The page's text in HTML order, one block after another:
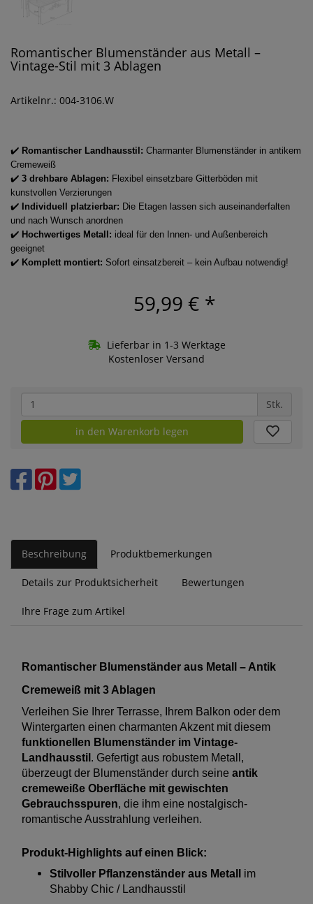
Romantischer Blumenständer aus Metall –
Vintage-Stil mit 3 Ablagen
Artikelnr.: 004-3106.W
✔️ Romantischer Landhausstil: Charmanter Blumenständer in antikem
Cremeweiß
✔️ 3 drehbare Ablagen: Flexibel einsetzbare Gitterböden mit
kunstvollen Verzierungen
✔️ Individuell platzierbar: Die Etagen lassen sich auseinanderfalten
und nach Wunsch anordnen
✔️ Hochwertiges Metall: ideal für den Innen- und Außenbereich
geeignet
✔️ Komplett montiert: Sofort einsatzbereit – kein Aufbau notwendig!
59,99 € *
Lieferbar in 1-3 Werktage
Kostenloser Versand
Stk.
in den Warenkorb legen
Beschreibung Produktbemerkungen
Details zur Produktsicherheit Bewertungen
Ihre Frage zum Artikel
Romantischer Blumenständer aus Metall – Antik
Cremeweiß mit 3 Ablagen
Verleihen Sie Ihrer Terrasse, Ihrem Balkon oder dem
Wintergarten einen charmanten Akzent mit diesem
funktionellen Blumenständer im Vintage-
Landhausstil . Gefertigt aus robustem Metall,
überzeugt der Blumenständer durch seine antik
cremeweiße Oberfläche mit gewischten
Gebrauchsspuren, die ihm eine nostalgisch-
romantische Ausstrahlung verleihen.
Produkt-Highlights auf einen Blick:
Stilvoller Pflanzenständer aus Metall
im
Shabby Chic / Landhausstil